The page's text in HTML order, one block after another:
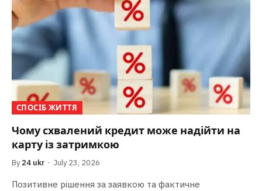
СПОСІБ ЖИТТЯ
Чому схвалений кредит може надійти на
карту із затримкою
By 24 ukr July 23, 2026
Позитивне рішення за заявкою та фактичне